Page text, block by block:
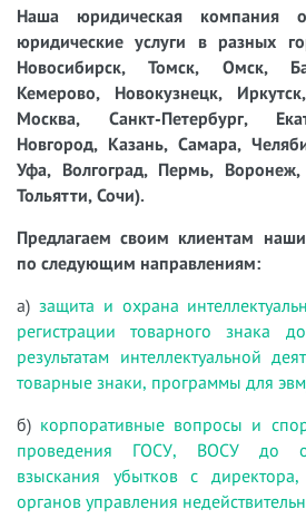
Наша юридическая компания
юридические услуги в разных
Новосибирск, Томск, Омск,
Кемерово, Новокузнецк,
Москва, Санкт-Петербург,
Новгород, Казань, Самара,
Уфа, Волгоград, Пермь, Воронеж,
Тольятти, Сочи).
Предлагаем своим клиентам
по следующим направлениям:
а) защита и охрана
регистрации товарного
результатам интеллектуальной
товарные знаки, программы для
б) корпоративные вопросы и
проведения ГОСУ, ВОСУ до
взыскания убытков с
органов управления